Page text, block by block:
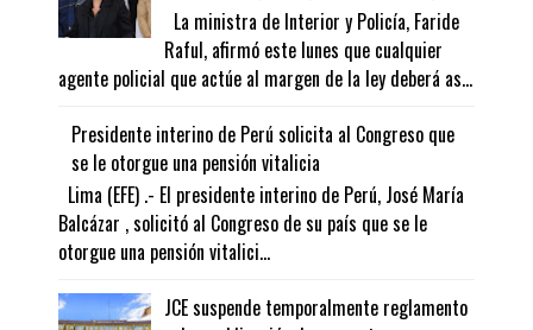
La ministra de Interior y Policía, Faride
Raful, afirmó este lunes que cualquier
agente policial que actúe al margen de la ley deberá as...
Presidente interino de Perú solicita al Congreso que
se le otorgue una pensión vitalicia
Lima (EFE) .- El presidente interino de Perú, José María
Balcázar , solicitó al Congreso de su país que se le
otorgue una pensión vitalici...
JCE suspende temporalmente reglamento